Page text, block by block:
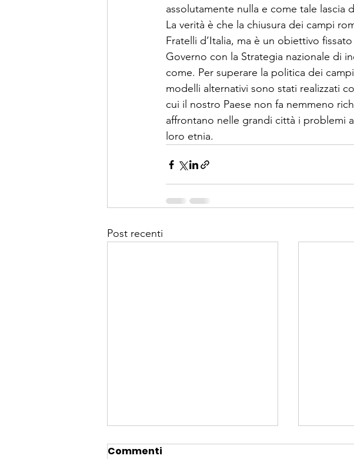
assolutamente nulla e come tale lascia
La verità è che la chiusura dei campi
Fratelli d’Italia, ma è un obiettivo
Governo con la Strategia nazionale di
come. Per superare la politica dei
modelli alternativi sono stati realizzati
cui il nostro Paese non fa nemmeno
affrontano nelle grandi città i problemi
loro etnia.
Post recenti
Commenti